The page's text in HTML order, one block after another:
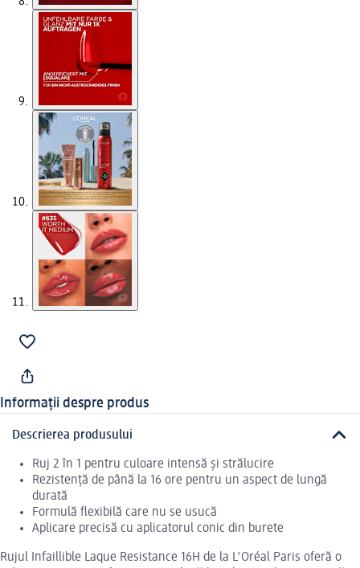
Informații despre produs
Descrierea produsului
Ruj 2 în 1 pentru culoare intensă și strălucire
Rezistență de până la 16 ore pentru un aspect de lungă
durată
Formulă flexibilă care nu se usucă
Aplicare precisă cu aplicatorul conic din burete
Rujul Infaillible Laque Resistance 16H de la L'Oréal Paris oferă o